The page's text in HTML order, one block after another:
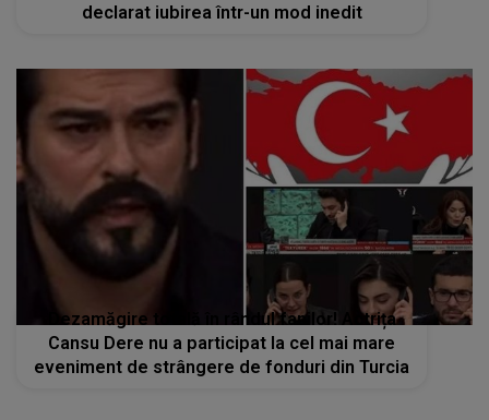
declarat iubirea într-un mod inedit
Dezamăgire totală în rândul fanilor! Actrița
Cansu Dere nu a participat la cel mai mare
eveniment de strângere de fonduri din Turcia